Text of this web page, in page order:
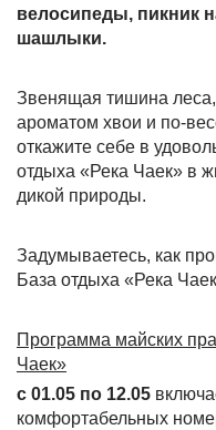
велосипеды, пикник
шашлыки.
Звенящая тишина
ароматом хвои и по-
откажите себе в
отдыха «Река Чаек» в
дикой природы.
Задумываетесь, как
База отдыха «Река
Программа майских
Чаек»
с 01.05 по 12.05
комфортабельных